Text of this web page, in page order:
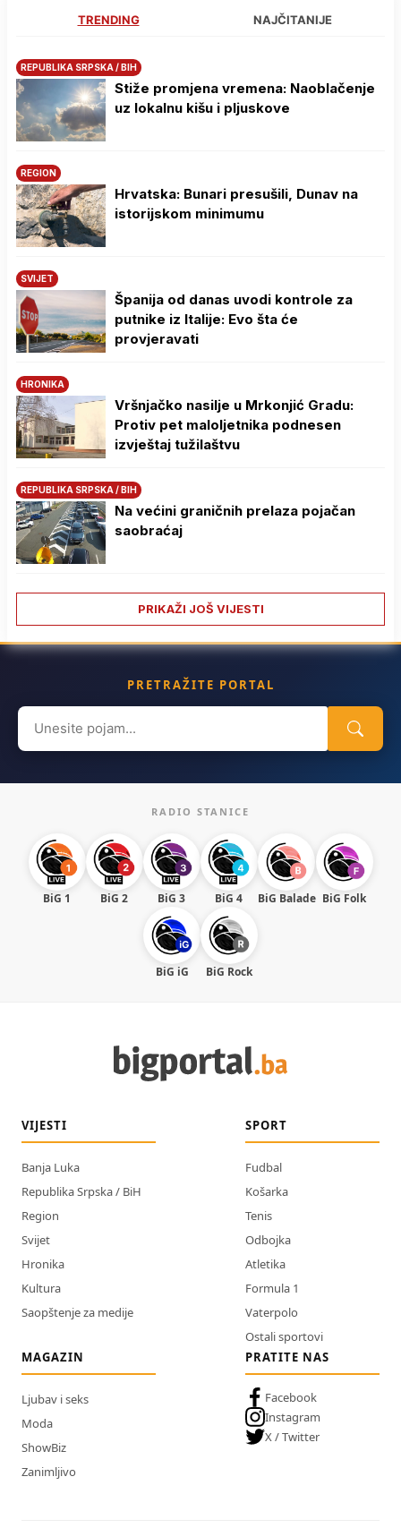
TRENDING NAJČITANIJE
REPUBLIKA SRPSKA / BIH
Stiže promjena vremena: Naoblačenje
uz lokalnu kišu i pljuskove
REGION
Hrvatska: Bunari presušili, Dunav na
istorijskom minimumu
SVIJET
Španija od danas uvodi kontrole za
putnike iz Italije: Evo šta će
provjeravati
HRONIKA
Vršnjačko nasilje u Mrkonjić Gradu:
Protiv pet maloljetnika podnesen
izvještaj tužilaštvu
REPUBLIKA SRPSKA / BIH
Na većini graničnih prelaza pojačan
saobraćaj
PRIKAŽI JOŠ VIJESTI
PRETRAŽITE PORTAL
Search
for:
RADIO STANICE
BiG 1 BiG 2 BiG 3 BiG 4 BiG Balade BiG Folk
BiG iG BiG Rock
VIJESTI
Banja Luka
Republika Srpska / BiH
Region
Svijet
Hronika
Kultura
Saopštenje za medije
SPORT
Fudbal
Košarka
Tenis
Odbojka
Atletika
Formula 1
Vaterpolo
Ostali sportovi
MAGAZIN
Ljubav i seks
Moda
ShowBiz
Zanimljivo
PRATITE NAS
Facebook
Instagram
X / Twitter